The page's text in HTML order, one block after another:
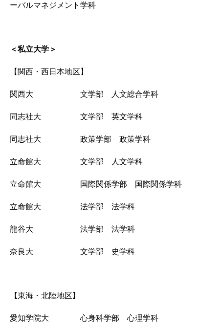
ーバルマネジメント学科
＜私立大学＞
【関西・西日本地区】
関西大 文学部 人文総合学科
同志社大 文学部 英文学科
同志社大 政策学部 政策学科
立命館大 文学部 人文学科
立命館大 国際関係学部 国際関係学科
立命館大 法学部 法学科
龍谷大 法学部 法学科
奈良大 文学部 史学科
【東海・北陸地区】
愛知学院大 心身科学部 心理学科